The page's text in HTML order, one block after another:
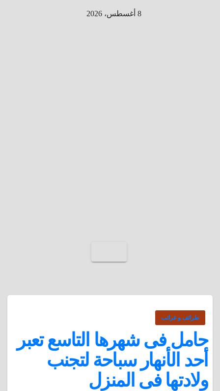
8 أغسطس، 2026
طرائف و غرائب
حامل فى شهرها التاسع تعبر
أحد الأنهار سباحة لتجنب
ولادتها فى المنزل